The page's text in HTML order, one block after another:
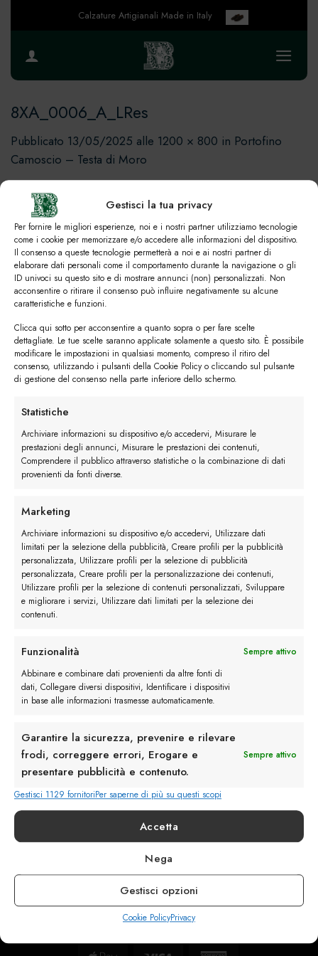
Gestisci la tua privacy
Per fornire le migliori esperienze, noi e i nostri partner utilizziamo tecnologie
come i cookie per memorizzare e/o accedere alle informazioni del dispositivo.
Il consenso a queste tecnologie permetterà a noi e ai nostri partner di
elaborare dati personali come il comportamento durante la navigazione o gli
ID univoci su questo sito e di mostrare annunci (non) personalizzati. Non
acconsentire o ritirare il consenso può influire negativamente su alcune
caratteristiche e funzioni.
Clicca qui sotto per acconsentire a quanto sopra o per fare scelte
dettagliate. Le tue scelte saranno applicate solamente a questo sito. È possibile
modificare le impostazioni in qualsiasi momento, compreso il ritiro del
consenso, utilizzando i pulsanti della Cookie Policy o cliccando sul pulsante
di gestione del consenso nella parte inferiore dello schermo.
Statistiche
Archiviare informazioni su dispositivo e/o accedervi, Misurare le
prestazioni degli annunci, Misurare le prestazioni dei contenuti,
Comprendere il pubblico attraverso statistiche o la combinazione di dati
provenienti da fonti diverse.
Marketing
Archiviare informazioni su dispositivo e/o accedervi, Utilizzare dati
limitati per la selezione della pubblicità, Creare profili per la pubblicità
personalizzata, Utilizzare profili per la selezione di pubblicità
personalizzata, Creare profili per la personalizzazione dei contenuti,
Utilizzare profili per la selezione di contenuti personalizzati, Sviluppare
e migliorare i servizi, Utilizzare dati limitati per la selezione dei
contenuti.
Funzionalità
Sempre attivo
Abbinare e combinare dati provenienti da altre fonti di
dati, Collegare diversi dispositivi, Identificare i dispositivi
in base alle informazioni trasmesse automaticamente.
Garantire la sicurezza, prevenire e rilevare
frodi, correggere errori, Erogare e
presentare pubblicità e contenuto.
Sempre attivo
Gestisci 1129 fornitoriPer saperne di più su questi scopi
Accetta
Nega
Gestisci opzioni
Cookie PolicyPrivacy
Calzature Artigianali Made in Italy
8XA_0006_A_LRes
Pubblicato 13/05/2025 alle 1200 × 800 in Portofino
Camoscio – Testa di Moro
I trackback sono chiusi, ma puoi
Lascia un commento
info@calzaturebelfiore.com
+39 02 468042
MI 20145 • Milano
Via Belfiore 9
Termini e Condizioni
Spedizioni
Privacy